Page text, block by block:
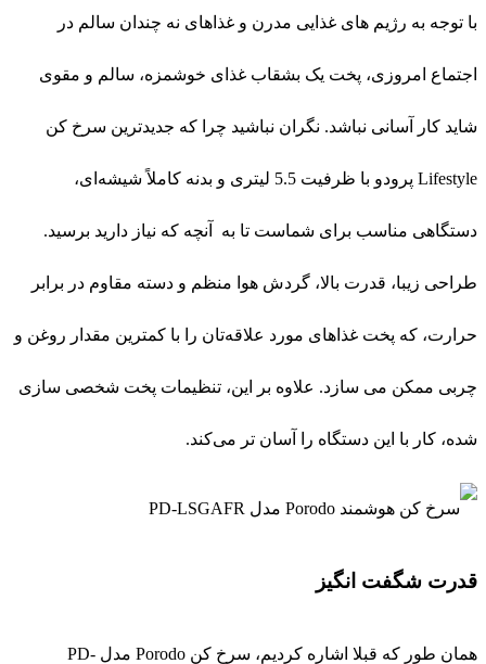
با توجه به رژیم های غذایی مدرن و غذاهای نه چندان سالم در
اجتماع امروزی، پخت یک بشقاب غذای خوشمزه، سالم و مقوی
شاید کار آسانی نباشد. نگران نباشید چرا که جدیدترین سرخ کن
Lifestyle پرودو با ظرفیت 5.5 لیتری و بدنه کاملاً شیشه‌ای،
دستگاهی مناسب برای شماست تا به آنچه که نیاز دارید برسید.
طراحی زیبا، قدرت بالا، گردش هوا منظم و دسته مقاوم در برابر
حرارت، که پخت غذاهای مورد علاقه‌تان را با کمترین مقدار روغن و
چربی ممکن می سازد. علاوه بر این، تنظیمات پخت شخصی سازی
شده، کار با این دستگاه را آسان تر می‌کند.
قدرت شگفت‌ انگیز
همان طور که قبلا اشاره کردیم، سرخ کن Porodo مدل PD-